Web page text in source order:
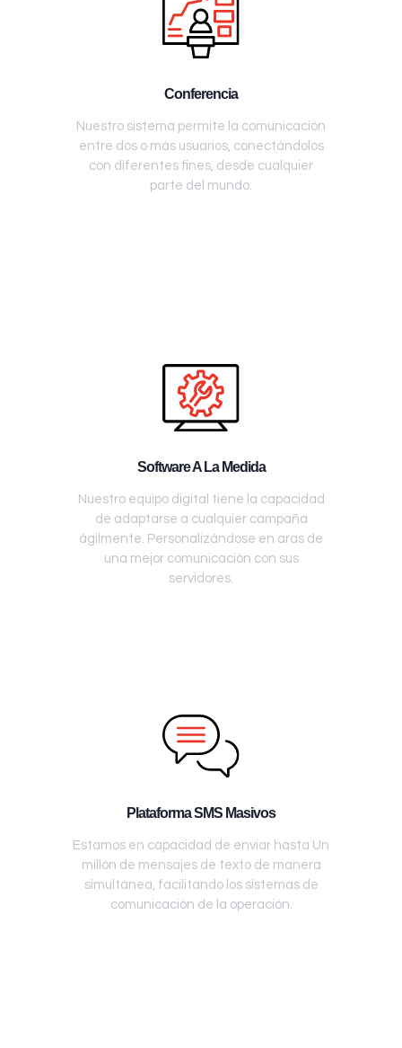
Conferencia
Nuestro sistema permite la comunicación
entre dos o más usuarios, conectándolos
con diferentes fines, desde cualquier
parte del mundo.
Software A La Medida
Nuestro equipo digital tiene la capacidad
de adaptarse a cualquier campaña
ágilmente. Personalizándose en aras de
una mejor comunicación con sus
servidores.
Plataforma SMS Masivos
Estamos en capacidad de enviar hasta Un
millón de mensajes de texto de manera
simultánea, facilitando los sistemas de
comunicación de la operación.